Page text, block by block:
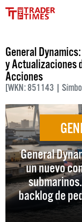
General
y Actualizaciones
Acciones
[WKN: 851143 |
General
un nuevo
backlog de